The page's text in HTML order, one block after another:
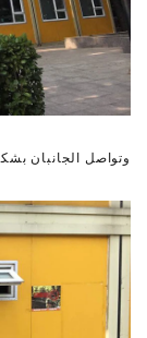
وتواصل الجانبان